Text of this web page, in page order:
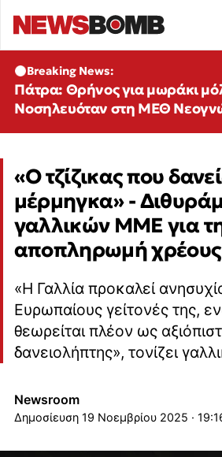
Breaking News:
Πάτρα: Θρήνος για μωράκι
Νοσηλευόταν στη ΜΕΘ
«Ο τζίζικας που
μέρμηγκα» -
γαλλικών ΜΜΕ για
αποπληρωμή χρέους
«Η Γαλλία προκαλεί
Ευρωπαίους γείτονές της,
θεωρείται πλέον ως
δανειολήπτης», τονίζει
Newsroom
19 Νοεμβρίου 2025 ·